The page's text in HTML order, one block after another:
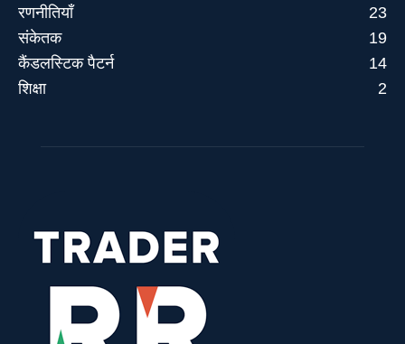
रणनीतियाँ
23
संकेतक
19
कैंडलस्टिक पैटर्न
14
शिक्षा
2